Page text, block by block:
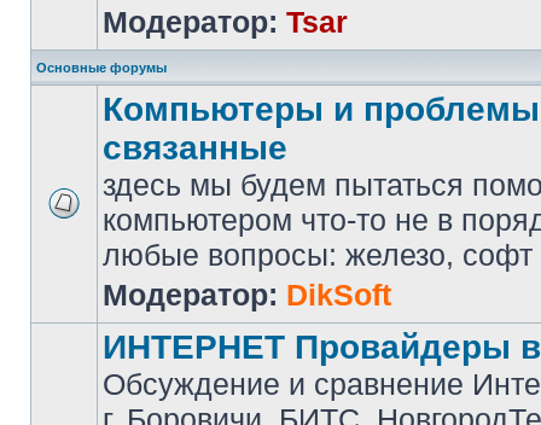
Модератор: Tsar
Основные форумы
Компьютеры и
связанные
здесь мы будем пытаться
компьютером что-то не в
любые вопросы: железо, софт
Модератор: DikSoft
ИНТЕРНЕТ Провайдеры
Обсуждение и сравнение